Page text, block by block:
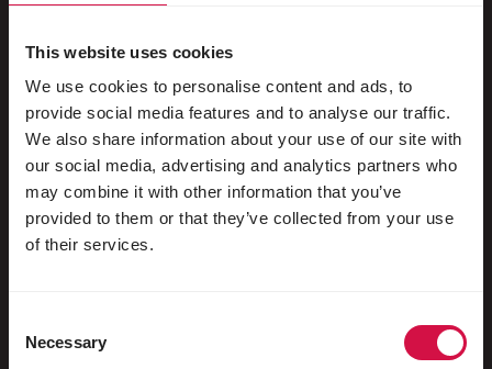
This website uses cookies
We use cookies to personalise content and ads, to
provide social media features and to analyse our traffic.
We also share information about your use of our site with
our social media, advertising and analytics partners who
may combine it with other information that you’ve
provided to them or that they’ve collected from your use
of their services.
Selection
Necessary
Voor jouw dier
Siervogels
Buitenvogels
Steltlopers & loopvogels
Sierduiven